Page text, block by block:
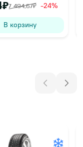
7 494,67₽ -24%
В корзину